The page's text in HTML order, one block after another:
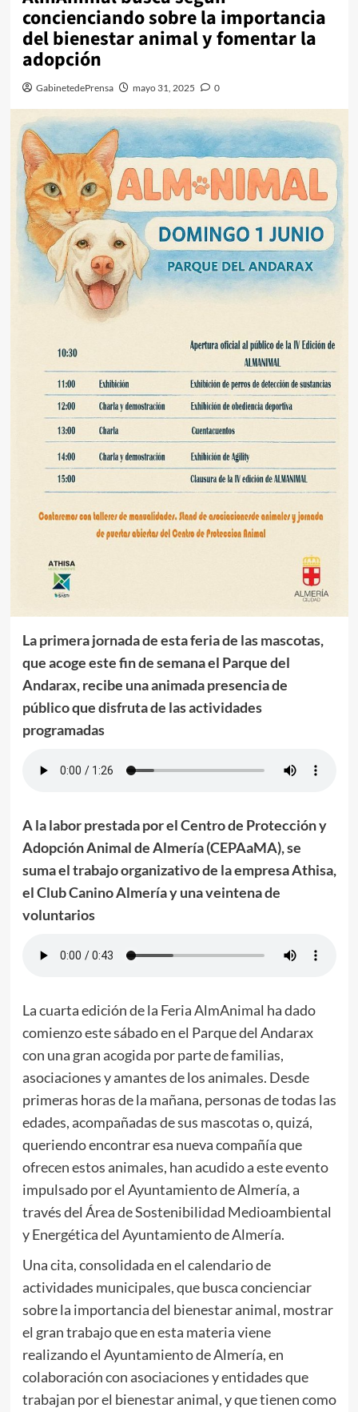
concienciando sobre la importancia
del bienestar animal y fomentar la
adopción
GabinetedePrensa mayo 31, 2025 0
La primera jornada de esta feria de las mascotas,
que acoge este fin de semana el Parque del
Andarax, recibe una animada presencia de
público que disfruta de las actividades
programadas
A la labor prestada por el Centro de Protección y
Adopción Animal de Almería (CEPAaMA), se
suma el trabajo organizativo de la empresa Athisa,
el Club Canino Almería y una veintena de
voluntarios
La cuarta edición de la Feria AlmAnimal ha dado
comienzo este sábado en el Parque del Andarax
con una gran acogida por parte de familias,
asociaciones y amantes de los animales. Desde
primeras horas de la mañana, personas de todas las
edades, acompañadas de sus mascotas o, quizá,
queriendo encontrar esa nueva compañía que
ofrecen estos animales, han acudido a este evento
impulsado por el Ayuntamiento de Almería, a
través del Área de Sostenibilidad Medioambiental
y Energética del Ayuntamiento de Almería.
Una cita, consolidada en el calendario de
actividades municipales, que busca concienciar
sobre la importancia del bienestar animal, mostrar
el gran trabajo que en esta materia viene
realizando el Ayuntamiento de Almería, en
colaboración con asociaciones y entidades que
trabajan por el bienestar animal, y que tienen como